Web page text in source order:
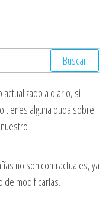
a diario, si
tienes alguna duda sobre
no son contractuales, ya
de modificarlas.